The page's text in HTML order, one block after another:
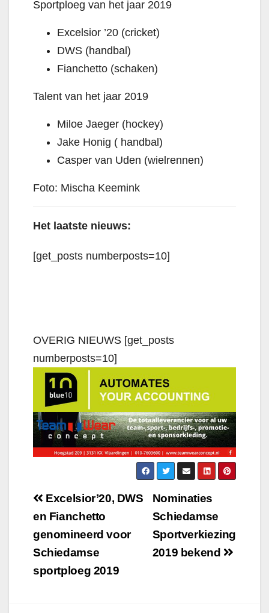
Sportploeg van het jaar 2019
Excelsior ’20 (cricket)
DWS (handbal)
Fianchetto (schaken)
Talent van het jaar 2019
Miloe Jaeger (hockey)
Jake Honig ( handbal)
Casper van Uden (wielrennen)
Foto: Mischa Keemink
Het laatste nieuws:
[get_posts numberposts=10]
OVERIG NIEUWS [get_posts
numberposts=10]
Nominaties
Schiedamse
Sportverkiezing
2019 bekend
Excelsior’20, DWS
en Fianchetto
genomineerd voor
Schiedamse
sportploeg 2019